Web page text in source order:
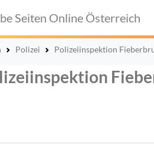
Seiten Online Österreich
Polizei Polizeiinspektion